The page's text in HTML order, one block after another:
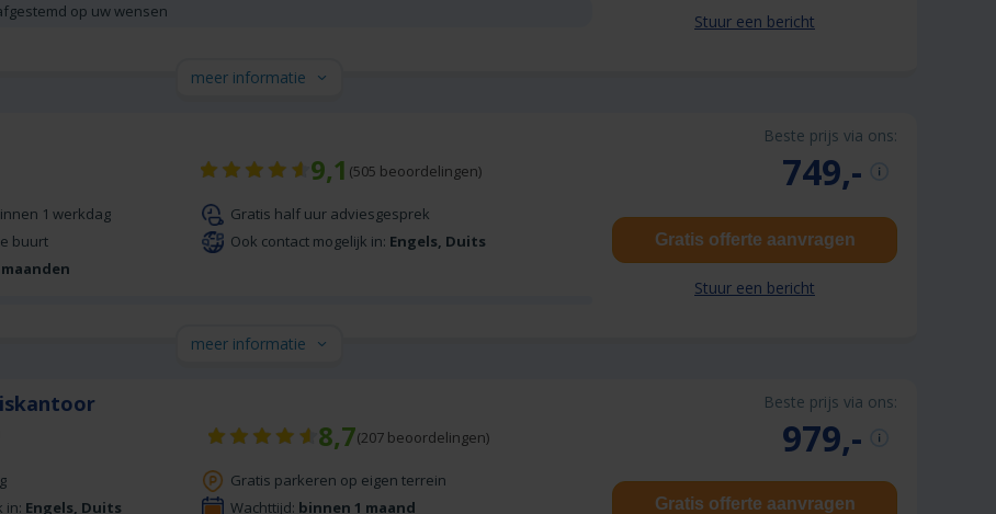
op uw wensen Stuur een bericht
meer informatie
Beste prijs via ons:
749,-
9,1 (505 beoordelingen)
1 werkdag
Gratis half uur adviesgesprek
buurt
Ook contact mogelijk in: Engels, Duits
Gratis offerte aanvragen
Stuur een bericht
meer informatie
Beste prijs via ons:
979,-
8,7(207 beoordelingen)
Gratis parkeren op eigen terrein
in: Engels, Duits Wachttijd: binnen 1 maand Gratis offerte aanvragen